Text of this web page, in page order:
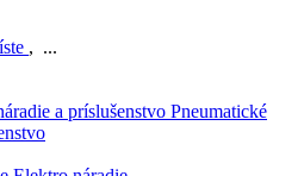
, ...
Pneumatické